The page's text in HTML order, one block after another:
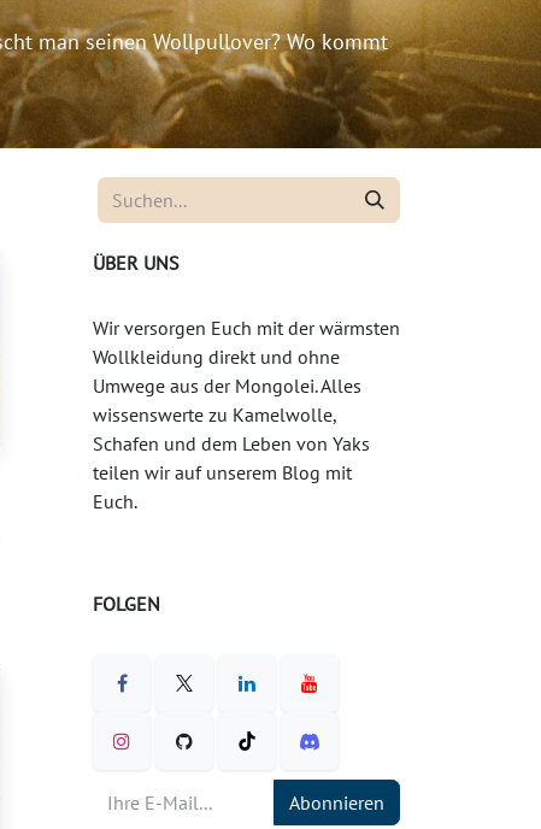
man seinen Wollpullover? Wo kommt
ÜBER UNS
Wir versorgen Euch mit der wärmsten
Wollkleidung direkt und ohne
Umwege aus der Mongolei. Alles
wissenswerte zu Kamelwolle,
Schafen und dem Leben von Yaks
teilen wir auf unserem Blog mit
Euch.
FOLGEN
Abonnieren